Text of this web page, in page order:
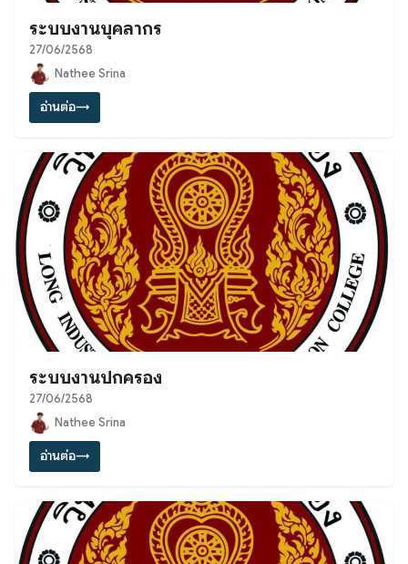
ระบบงานบุคลากร
27/06/2568
Nathee Srina
อ่านต่อ→
ระบบงานปกครอง
27/06/2568
Nathee Srina
อ่านต่อ→